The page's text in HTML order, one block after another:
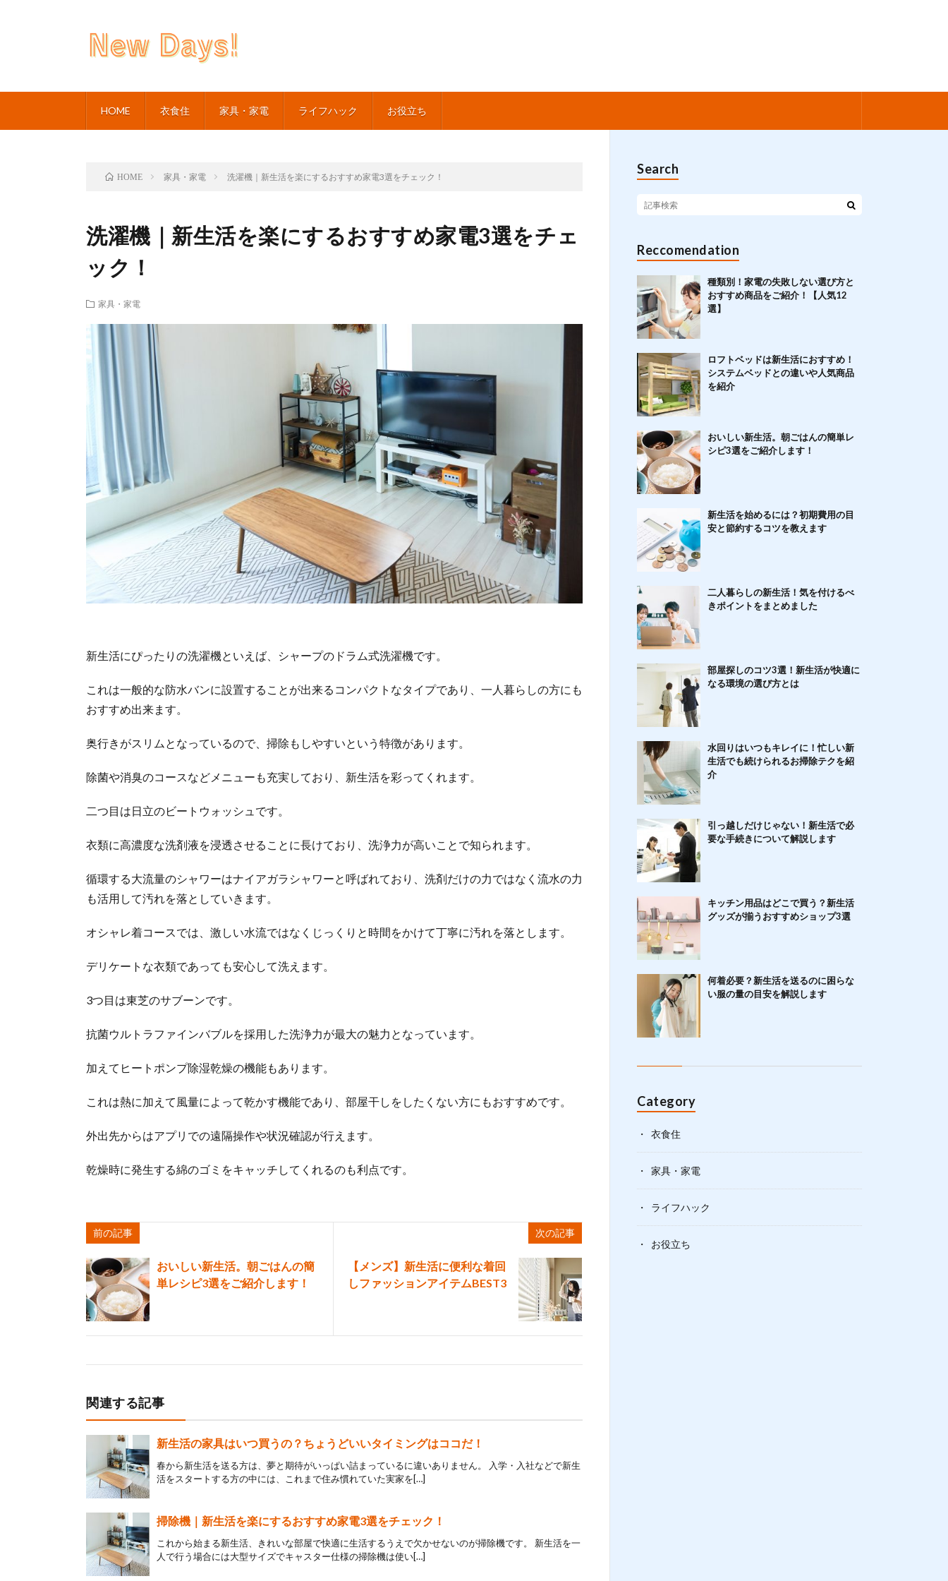
HOME 衣食住 家具・家電 ライフハック お役立ち
HOME 家具・家電 洗濯機｜新生活を楽にするおすすめ家電3選をチェック！
洗濯機｜新生活を楽にするおすすめ家電3選をチェ
ック！
家具・家電
新生活にぴったりの洗濯機といえば、シャープのドラム式洗濯機です。
これは一般的な防水バンに設置することが出来るコンパクトなタイプであり、一人暮らしの方にも
おすすめ出来ます。
奥行きがスリムとなっているので、掃除もしやすいという特徴があります。
除菌や消臭のコースなどメニューも充実しており、新生活を彩ってくれます。
二つ目は日立のビートウォッシュです。
衣類に高濃度な洗剤液を浸透させることに長けており、洗浄力が高いことで知られます。
循環する大流量のシャワーはナイアガラシャワーと呼ばれており、洗剤だけの力ではなく流水の力
も活用して汚れを落としていきます。
オシャレ着コースでは、激しい水流ではなくじっくりと時間をかけて丁寧に汚れを落とします。
デリケートな衣類であっても安心して洗えます。
3つ目は東芝のサブーンです。
抗菌ウルトラファインバブルを採用した洗浄力が最大の魅力となっています。
加えてヒートポンプ除湿乾燥の機能もあります。
これは熱に加えて風量によって乾かす機能であり、部屋干しをしたくない方にもおすすめです。
外出先からはアプリでの遠隔操作や状況確認が行えます。
乾燥時に発生する綿のゴミをキャッチしてくれるのも利点です。
前の記事
おいしい新生活。朝ごはんの簡
単レシピ3選をご紹介します！
次の記事
【メンズ】新生活に便利な着回
しファッションアイテムBEST3
関連する記事
新生活の家具はいつ買うの？ちょうどいいタイミングはココだ！
春から新生活を送る方は、夢と期待がいっぱい詰まっているに違いありません。 入学・入社などで新生
活をスタートする方の中には、これまで住み慣れていた実家を[…]
掃除機｜新生活を楽にするおすすめ家電3選をチェック！
これから始まる新生活、きれいな部屋で快適に生活するうえで欠かせないのが掃除機です。 新生活を一
人で行う場合には大型サイズでキャスター仕様の掃除機は使い[…]
Search
Reccomendation
種類別！家電の失敗しない選び方と
おすすめ商品をご紹介！【人気12
選】
ロフトベッドは新生活におすすめ！
システムベッドとの違いや人気商品
を紹介
おいしい新生活。朝ごはんの簡単レ
シピ3選をご紹介します！
新生活を始めるには？初期費用の目
安と節約するコツを教えます
二人暮らしの新生活！気を付けるべ
きポイントをまとめました
部屋探しのコツ3選！新生活が快適に
なる環境の選び方とは
水回りはいつもキレイに！忙しい新
生活でも続けられるお掃除テクを紹
介
引っ越しだけじゃない！新生活で必
要な手続きについて解説します
キッチン用品はどこで買う？新生活
グッズが揃うおすすめショップ3選
何着必要？新生活を送るのに困らな
い服の量の目安を解説します
Category
衣食住
家具・家電
ライフハック
お役立ち